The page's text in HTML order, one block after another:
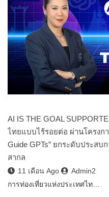
AI IS THE GOAL
ไทยแบบไร้รอยต่อ ผ่านโครงกา
Guide GPTs” ยกระดับประส
สากล
11 เดือน Ago
Admin2
การท่องเที่ยวแห่งประเทศไท…